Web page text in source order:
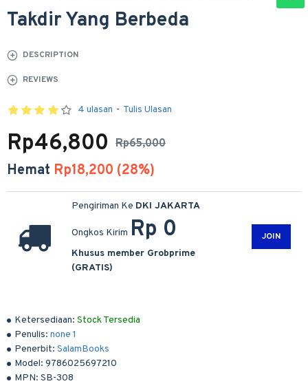
Takdir Yang Berbeda
DESCRIPTION
REVIEWS
Ketersediaan: Stock Tersedia
Penulis: none 1
Penerbit: SalamBooks
Model: 9786025697210
MPN: SB-308
4 ulasan - Tulis Ulasan
Rp65,000
Rp46,800
Hemat Rp18,200 (28%)
Pengiriman Ke DKI JAKARTA
Ongkos Kirim Rp 0
Khusus member Grobprime
(GRATIS)
JOIN